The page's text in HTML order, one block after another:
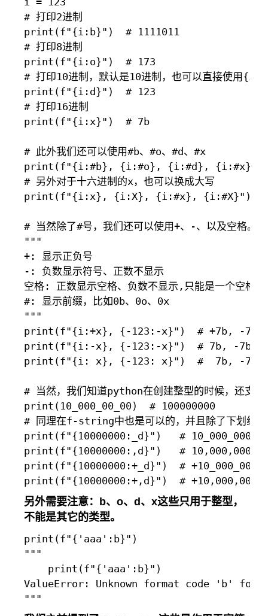
# 打印2进制
print(f"{i:b}")  # 1111011
# 打印8进制
print(f"{i:o}")  # 173
# 打印10进制，默认是10进制，也可以直接使用{i}
print(f"{i:d}")  # 123
# 打印16进制
print(f"{i:x}")  # 7b
# 此外我们还可以使用#b、#o、#d、#x
print(f"{i:#b}, {i:#o}, {i:#d}, {i:#x}")  #
# 另外对于十六进制的x，也可以换成大写
print(f"{i:x}, {i:X}, {i:#x}, {i:#X}")  #
# 当然除了#号，我们还可以使用+、-、以及空格。
"""
+: 显示正负号
-: 负数显示符号、正数不显示
空格: 正数显示空格、负数不显示,只能是一个空格
#: 显示前缀，比如0b、0o、0x
"""
print(f"{i:+x}, {-123:-x}")  # +7b, -7b
print(f"{i:-x}, {-123:-x}")  # 7b, -7b
print(f"{i: x}, {-123: x}")  #  7b, -7b
# 当然，我们知道python在创建整型的时候，还支持
print(10_000_00_00)  # 100000000
# 同理在f-string中也是可以的，并且除了下划线之
print(f"{10000000:_d}")   # 10_000_000
print(f"{10000000:,d}")   # 10,000,000
print(f"{10000000:+_d}")  # +10_000_000
另外需要注意：b、o、d、x这些只用于整型，
不能是其它的类型。
print(f"{'aaa':b}")
"""
    print(f"{'aaa':b}")
ValueError: Unknown format code 'b'